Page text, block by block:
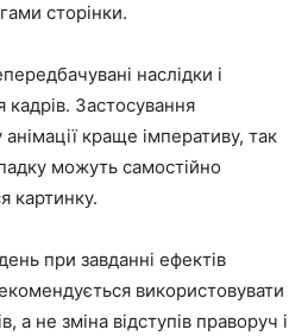
сторінки.
наслідки і
Застосування
краще імперативу, так
можуть самостійно
картинку.
при завданні ефектів
використовувати
а не зміна відступів праворуч і